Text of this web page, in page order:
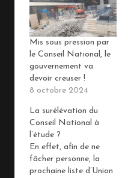
Mis sous pression par
le Conseil National, le
gouvernement va
devoir creuser !
8 octobre 2024
La surélévation du
Conseil National à
l’étude ?
En effet, afin de ne
fâcher personne, la
prochaine liste d’Union